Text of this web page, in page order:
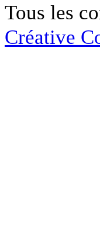
Tous les
Créative